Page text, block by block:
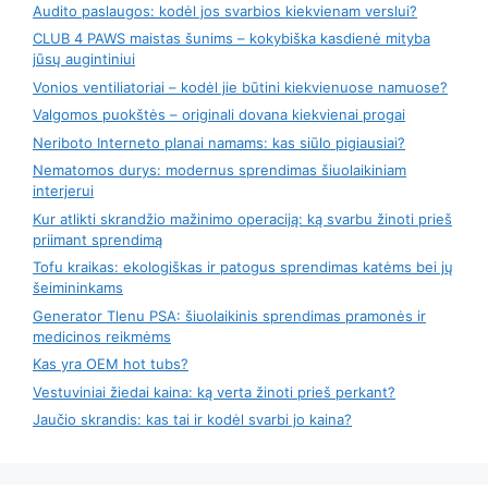
Audito paslaugos: kodėl jos svarbios kiekvienam verslui?
CLUB 4 PAWS maistas šunims – kokybiška kasdienė mityba
jūsų augintiniui
Vonios ventiliatoriai – kodėl jie būtini kiekvienuose namuose?
Valgomos puokštės – originali dovana kiekvienai progai
Neriboto Interneto planai namams: kas siūlo pigiausiai?
Nematomos durys: modernus sprendimas šiuolaikiniam
interjerui
Kur atlikti skrandžio mažinimo operaciją: ką svarbu žinoti prieš
priimant sprendimą
Tofu kraikas: ekologiškas ir patogus sprendimas katėms bei jų
šeimininkams
Generator Tlenu PSA: šiuolaikinis sprendimas pramonės ir
medicinos reikmėms
Kas yra OEM hot tubs?
Vestuviniai žiedai kaina: ką verta žinoti prieš perkant?
Jaučio skrandis: kas tai ir kodėl svarbi jo kaina?